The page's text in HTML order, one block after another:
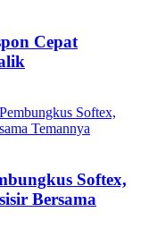
Cepat
Softex,
Bersama